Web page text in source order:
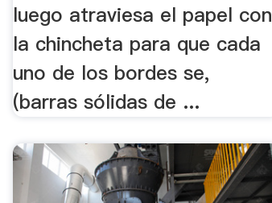
luego atraviesa el papel con
la chincheta para que cada
uno de los bordes se,
(barras sólidas de ...